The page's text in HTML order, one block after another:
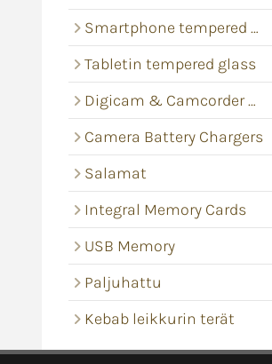
Smartphone tempered glass
Tabletin tempered glass
Digicam & Camcorder batteries
Camera Battery Chargers
Salamat
Integral Memory Cards
USB Memory
Paljuhattu
Kebab leikkurin terät